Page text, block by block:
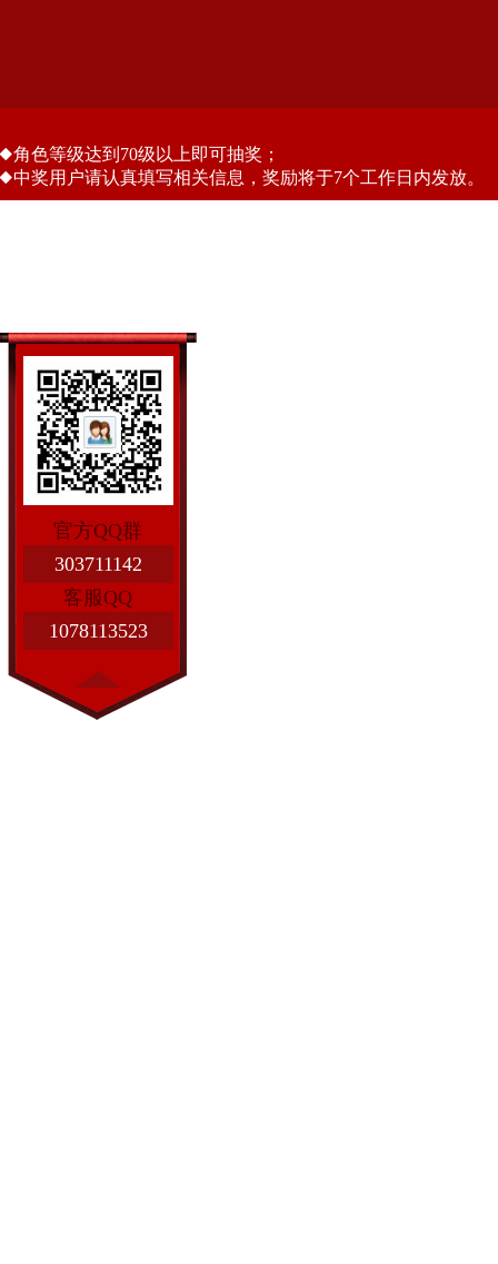
角色等级达到70级以上即可抽奖；
中奖用户请认真填写相关信息，奖励将于7个工作日内发放。
官方QQ群
303711142
客服QQ
1078113523